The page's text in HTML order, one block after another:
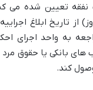
نفقه تعیین شده می
(معمولاً ۱۰ روز) از تاریخ
به واحد اجرای
بانکی یا حقوق مرد
کند.